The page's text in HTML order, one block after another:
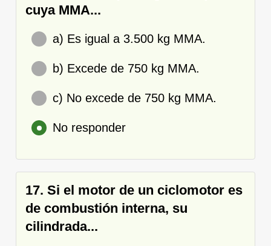
cuya MMA...
a) Es igual a 3.500 kg MMA.
b) Excede de 750 kg MMA.
c) No excede de 750 kg MMA.
No responder
17. Si el motor de un ciclomotor es
de combustión interna, su
cilindrada...